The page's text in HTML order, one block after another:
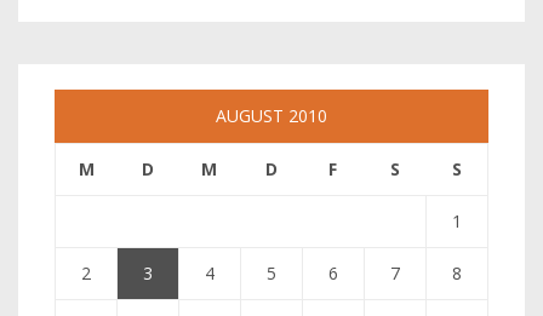
AUGUST 2010
M D M D F S S
1
2 3 4 5 6 7 8